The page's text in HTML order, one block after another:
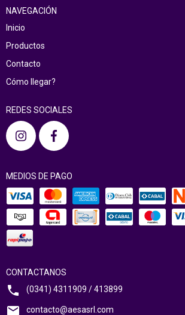
NAVEGACIÓN
Inicio
Productos
Contacto
Cómo llegar?
REDES SOCIALES
MEDIOS DE PAGO
CONTACTANOS
(0341) 4311909 / 413899
contacto@aesasrl.com